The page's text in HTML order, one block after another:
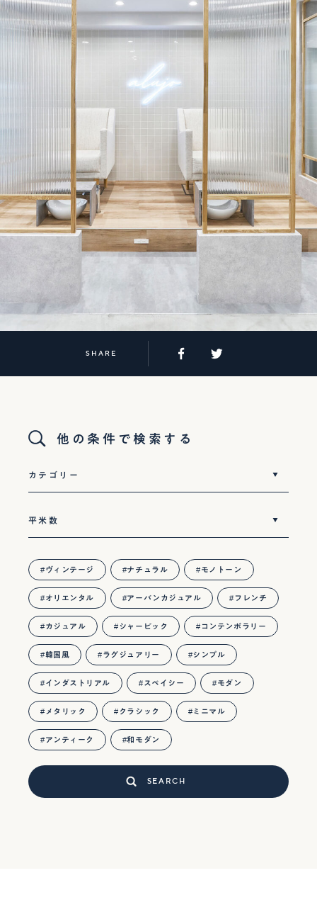
SHARE
他の条件で検索する
ヴィンテージ ナチュラル モノトーン
オリエンタル アーバンカジュアル フレンチ
カジュアル シャービック コンテンポラリー
韓国風 ラグジュアリー シンプル
インダストリアル スペイシー モダン
メタリック クラシック ミニマル
アンティーク 和モダン
SEARCH